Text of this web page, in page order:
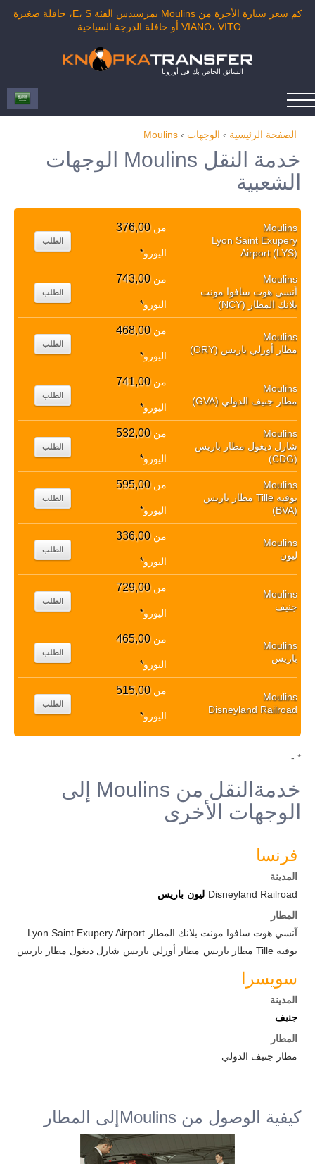
كم سعر سيارة الأجرة من Moulins بمرسيدس الفئة E، S، حافلة صغيرة
VIANO، VITO أو حافلة الدرجة السياحية.
السائق الخاص بك في أوروبا
الصفحة الرئيسية › الوجهات ›
Moulins
خدمة النقل Moulins الوجهات
الشعبية
Moulins
Lyon Saint Exupery
Airport (LYS)
من376,00
اليورو*
الطلب
Moulins
آنسي هوت سافوا مونت
بلانك المطار (NCY)
من743,00
اليورو*
الطلب
Moulins
مطار أورلي باريس (ORY)
من468,00
اليورو*
الطلب
Moulins
مطار جنيف الدولي (GVA)
من741,00
اليورو*
الطلب
Moulins
شارل ديغول مطار باريس
(CDG)
من532,00
اليورو*
الطلب
Moulins
بوفيه Tille مطار باريس
(BVA)
من595,00
اليورو*
الطلب
Moulins
ليون
من336,00
اليورو*
الطلب
Moulins
جنيف
من729,00
اليورو*
الطلب
Moulins
باريس
من465,00
اليورو*
الطلب
Moulins
Disneyland Railroad
من515,00
اليورو*
الطلب
* -
خدمةالنقل من Moulins إلى
الوجهات الأخرى
فرنسا
المدينة
Disneyland Railroad ليون باريس
المطار
آنسي هوت سافوا مونت بلانك المطار Lyon Saint Exupery Airport
بوفيه Tille مطار باريس
مطار أورلي باريس شارل ديغول مطار باريس
سويسرا
المدينة
جنيف
المطار
مطار جنيف الدولي
كيفية الوصول من Moulinsإلى المطار